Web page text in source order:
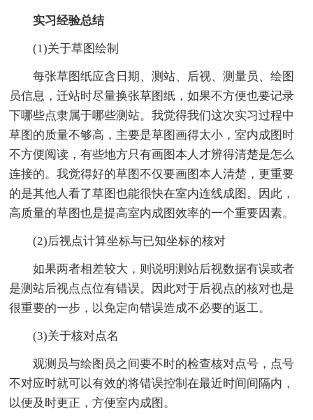
实习经验总结
(1)关于草图绘制
每张草图纸应含日期、测站、后视、测量员、绘图
员信息，迁站时尽量换张草图纸，如果不方便也要记录
下哪些点隶属于哪些测站。我觉得我们这次实习过程中
草图的质量不够高，主要是草图画得太小，室内成图时
不方便阅读，有些地方只有画图本人才辨得清楚是怎么
连接的。我觉得好的草图不仅要画图本人清楚，更重要
的是其他人看了草图也能很快在室内连线成图。因此，
高质量的草图也是提高室内成图效率的一个重要因素。
(2)后视点计算坐标与已知坐标的核对
如果两者相差较大，则说明测站后视数据有误或者
是测站后视点点位有错误。因此对于后视点的核对也是
很重要的一步，以免定向错误造成不必要的返工。
(3)关于核对点名
观测员与绘图员之间要不时的检查核对点号，点号
不对应时就可以有效的将错误控制在最近时间间隔内，
以便及时更正，方便室内成图。